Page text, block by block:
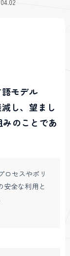
モデル
し、望まし
のことであ
ロセスやポリ
安全な利用と